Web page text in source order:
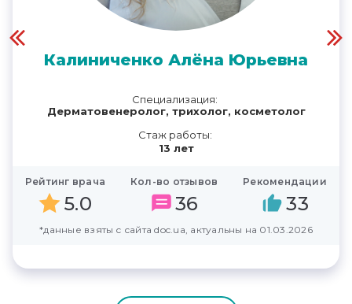
Калиниченко Алёна Юрьевна
Специализация:
Дерматовенеролог, трихолог, косметолог
Стаж работы:
13 лет
Рейтинг врача
5.0
Кол-во отзывов
36
Рекомендации
33
*данные взяты с сайта doc.ua, актуальны на 01.03.2026